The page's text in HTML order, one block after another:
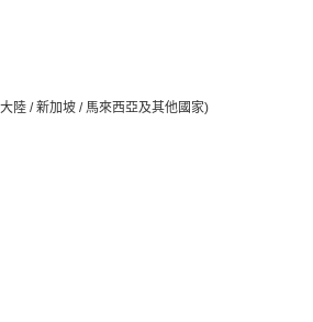
陸 / 新加坡 / 馬來西亞及其他國家)